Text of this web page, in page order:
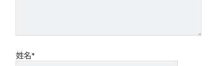
姓名*